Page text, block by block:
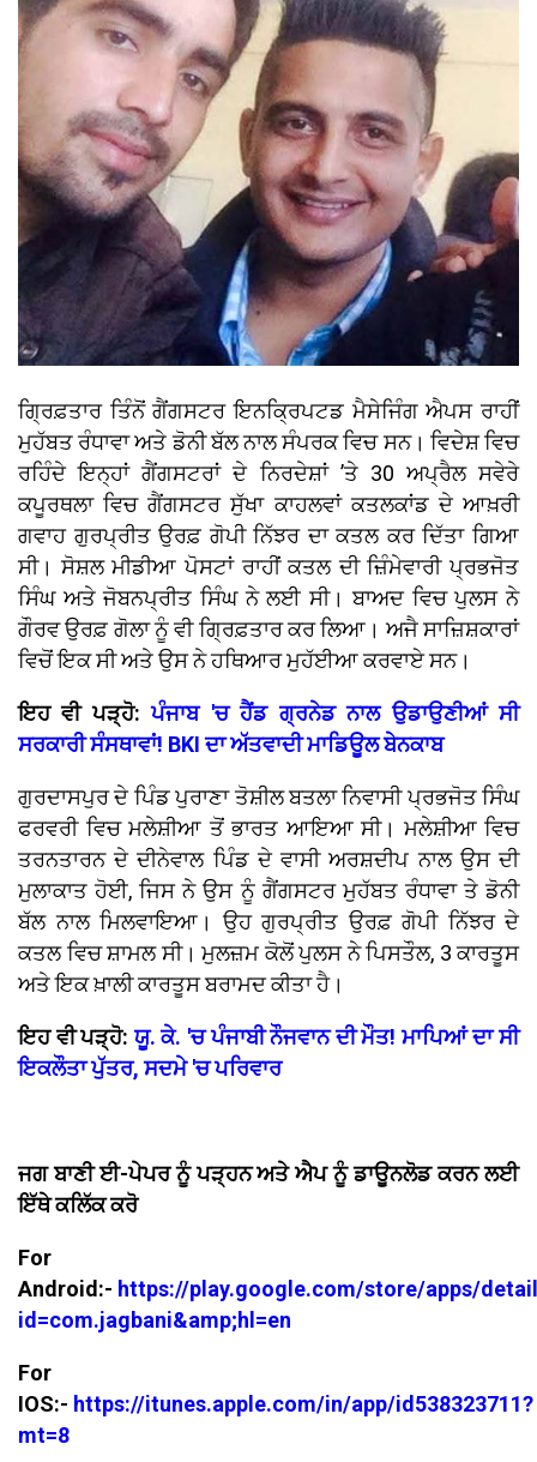
ਗ੍ਰਿਫ਼ਤਾਰ ਤਿੰਨੋਂ ਗੈਂਗਸਟਰ ਇਨਕ੍ਰਿਪਟਡ ਮੈਸੇਜਿੰਗ ਐਪਸ ਰਾਹੀਂ
ਮੁਹੱਬਤ ਰੰਧਾਵਾ ਅਤੇ ਡੋਨੀ ਬੱਲ ਨਾਲ ਸੰਪਰਕ ਵਿਚ ਸਨ। ਵਿਦੇਸ਼ ਵਿਚ
ਰਹਿੰਦੇ ਇਨ੍ਹਾਂ ਗੈਂਗਸਟਰਾਂ ਦੇ ਨਿਰਦੇਸ਼ਾਂ ’ਤੇ 30 ਅਪ੍ਰੈਲ ਸਵੇਰੇ
ਕਪੂਰਥਲਾ ਵਿਚ ਗੈਂਗਸਟਰ ਸੁੱਖਾ ਕਾਹਲਵਾਂ ਕਤਲਕਾਂਡ ਦੇ ਆਖ਼ਰੀ
ਗਵਾਹ ਗੁਰਪ੍ਰੀਤ ਉਰਫ਼ ਗੋਪੀ ਨਿੱਝਰ ਦਾ ਕਤਲ ਕਰ ਦਿੱਤਾ ਗਿਆ
ਸੀ। ਸੋਸ਼ਲ ਮੀਡੀਆ ਪੋਸਟਾਂ ਰਾਹੀਂ ਕਤਲ ਦੀ ਜ਼ਿੰਮੇਵਾਰੀ ਪ੍ਰਭਜੋਤ
ਸਿੰਘ ਅਤੇ ਜੋਬਨਪ੍ਰੀਤ ਸਿੰਘ ਨੇ ਲਈ ਸੀ। ਬਾਅਦ ਵਿਚ ਪੁਲਸ ਨੇ
ਗੌਰਵ ਉਰਫ਼ ਗੋਲਾ ਨੂੰ ਵੀ ਗ੍ਰਿਫ਼ਤਾਰ ਕਰ ਲਿਆ। ਅਜੈ ਸਾਜ਼ਿਸ਼ਕਾਰਾਂ
ਵਿਚੋਂ ਇਕ ਸੀ ਅਤੇ ਉਸ ਨੇ ਹਥਿਆਰ ਮੁਹੱਈਆ ਕਰਵਾਏ ਸਨ।
ਇਹ ਵੀ ਪੜ੍ਹੋ:ਪੰਜਾਬ 'ਚ ਹੈਂਡ ਗ੍ਰਨੇਡ ਨਾਲ ਉਡਾਉਣੀਆਂ ਸੀ
ਸਰਕਾਰੀ ਸੰਸਥਾਵਾਂ! BKI ਦਾ ਅੱਤਵਾਦੀ ਮਾਡਿਊਲ ਬੇਨਕਾਬ
ਗੁਰਦਾਸਪੁਰ ਦੇ ਪਿੰਡ ਪੁਰਾਣਾ ਤੋਸ਼ੀਲ ਬਤਲਾ ਨਿਵਾਸੀ ਪ੍ਰਭਜੋਤ ਸਿੰਘ
ਫਰਵਰੀ ਵਿਚ ਮਲੇਸ਼ੀਆ ਤੋਂ ਭਾਰਤ ਆਇਆ ਸੀ। ਮਲੇਸ਼ੀਆ ਵਿਚ
ਤਰਨਤਾਰਨ ਦੇ ਦੀਨੇਵਾਲ ਪਿੰਡ ਦੇ ਵਾਸੀ ਅਰਸ਼ਦੀਪ ਨਾਲ ਉਸ ਦੀ
ਮੁਲਾਕਾਤ ਹੋਈ, ਜਿਸ ਨੇ ਉਸ ਨੂੰ ਗੈਂਗਸਟਰ ਮੁਹੱਬਤ ਰੰਧਾਵਾ ਤੇ ਡੋਨੀ
ਬੱਲ ਨਾਲ ਮਿਲਵਾਇਆ। ਉਹ ਗੁਰਪ੍ਰੀਤ ਉਰਫ਼ ਗੋਪੀ ਨਿੱਝਰ ਦੇ
ਕਤਲ ਵਿਚ ਸ਼ਾਮਲ ਸੀ। ਮੁਲਜ਼ਮ ਕੋਲੋਂ ਪੁਲਸ ਨੇ ਪਿਸਤੌਲ, 3 ਕਾਰਤੂਸ
ਅਤੇ ਇਕ ਖ਼ਾਲੀ ਕਾਰਤੂਸ ਬਰਾਮਦ ਕੀਤਾ ਹੈ।
ਇਹ ਵੀ ਪੜ੍ਹੋ:ਯੂ. ਕੇ. 'ਚ ਪੰਜਾਬੀ ਨੌਜਵਾਨ ਦੀ ਮੌਤ! ਮਾਪਿਆਂ ਦਾ ਸੀ
ਇਕਲੌਤਾ ਪੁੱਤਰ, ਸਦਮੇ 'ਚ ਪਰਿਵਾਰ
ਜਗ ਬਾਣੀ ਈ-ਪੇਪਰ ਨੂੰ ਪੜ੍ਹਨ ਅਤੇ ਐਪ ਨੂੰ ਡਾਊਨਲੋਡ ਕਰਨ ਲਈ
ਇੱਥੇ ਕਲਿੱਕ ਕਰੋ
For
Android:- https://play.google.com/store/apps/
id=com.jagbani&amp;hl=en
For
IOS:- https://itunes.apple.com/in/app/id538323711?
mt=8